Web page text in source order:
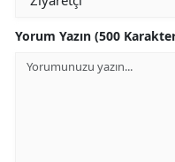
Yorum Yazın (500